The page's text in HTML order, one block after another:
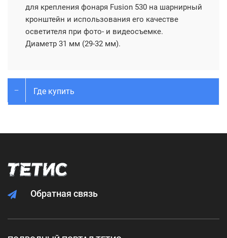
для крепления фонаря Fusion 530 на шарнирный
кронштейн и использования его качестве
осветителя при фото- и видеосъемке.
Диаметр 31 мм (29-32 мм).
Где купить
Обратная связь